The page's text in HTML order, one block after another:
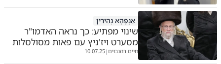
אַנְפָּהָא נְהִירִין
שינוי מפתיע: כך נראה האדמו"ר
מסערט ויז'ניץ עם פאות מסולסלות
חיים רוזנבוים|
10.07.25